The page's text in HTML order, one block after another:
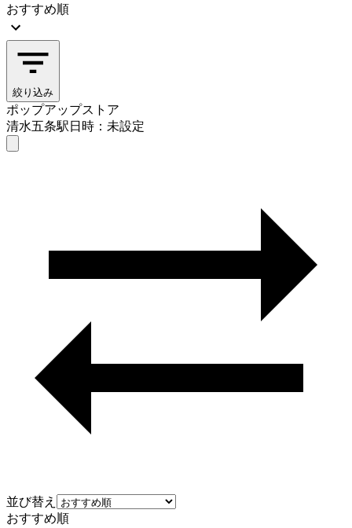
おすすめ順
絞り込み
ポップアップストア
清水五条駅日時：未設定
並び替え
おすすめ順